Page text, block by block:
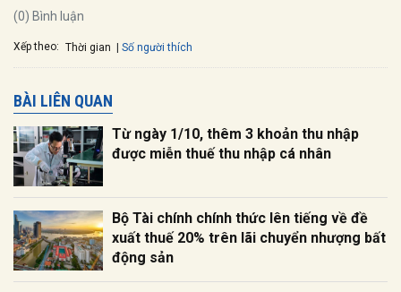
(0) Bình luận
Xếp theo: Thời gian Số người thích
BÀI LIÊN QUAN
Từ ngày 1/10, thêm 3 khoản thu nhập
được miễn thuế thu nhập cá nhân
Bộ Tài chính chính thức lên tiếng về đề
xuất thuế 20% trên lãi chuyển nhượng bất
động sản